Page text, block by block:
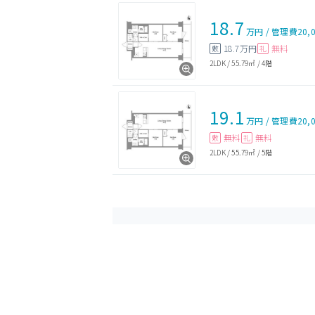
18.7 万円 /管理費
敷 18.7万円 礼 無料
2LDK/55.79㎡ /4階
19.1 万円 /管理費
敷 無料 礼 無料
2LDK/55.79㎡ /5階